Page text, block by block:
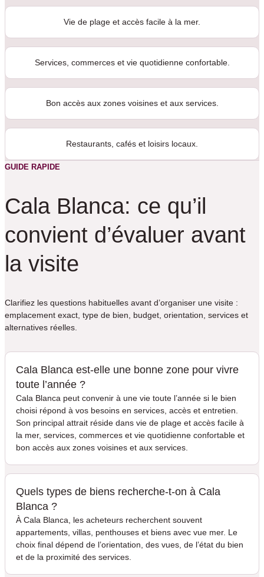
Vie de plage et accès facile à la mer.
Services, commerces et vie quotidienne confortable.
Bon accès aux zones voisines et aux services.
Restaurants, cafés et loisirs locaux.
GUIDE RAPIDE
Cala Blanca: ce qu’il
convient d’évaluer avant
la visite
Clarifiez les questions habituelles avant d’organiser une visite :
emplacement exact, type de bien, budget, orientation, services et
alternatives réelles.
Cala Blanca est-elle une bonne zone pour vivre
toute l’année ?
Cala Blanca peut convenir à une vie toute l’année si le bien
choisi répond à vos besoins en services, accès et entretien.
Son principal attrait réside dans vie de plage et accès facile à
la mer, services, commerces et vie quotidienne confortable et
bon accès aux zones voisines et aux services.
Quels types de biens recherche-t-on à Cala
Blanca ?
À Cala Blanca, les acheteurs recherchent souvent
appartements, villas, penthouses et biens avec vue mer. Le
choix final dépend de l’orientation, des vues, de l’état du bien
et de la proximité des services.